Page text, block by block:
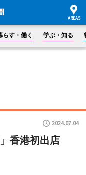
らす・働く 学ぶ・知る
2024.07.04
香港初出店